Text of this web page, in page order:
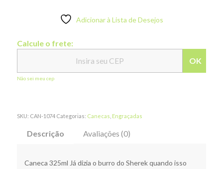
Adicionar à Lista de Desejos
Calcule o frete:
OK
Não sei meu cep
SKU: CAN-1074 Categorias: Canecas Engraçadas
Descrição Avaliações (0)
Caneca 325ml Já dizia o burro do Sherek quando isso